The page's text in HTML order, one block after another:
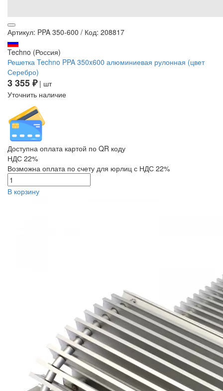
Артикул: PPA 350-600 / Код: 208817
Techno (Россия)
Решетка Techno PPA 350x600 алюминиевая рулонная (цвет
Серебро)
3 355 ₽| шт
Уточнить наличие
Доступна оплата картой по QR коду
НДС 22%
Возможна оплата по счету для юрлиц с НДС 22%
В корзину